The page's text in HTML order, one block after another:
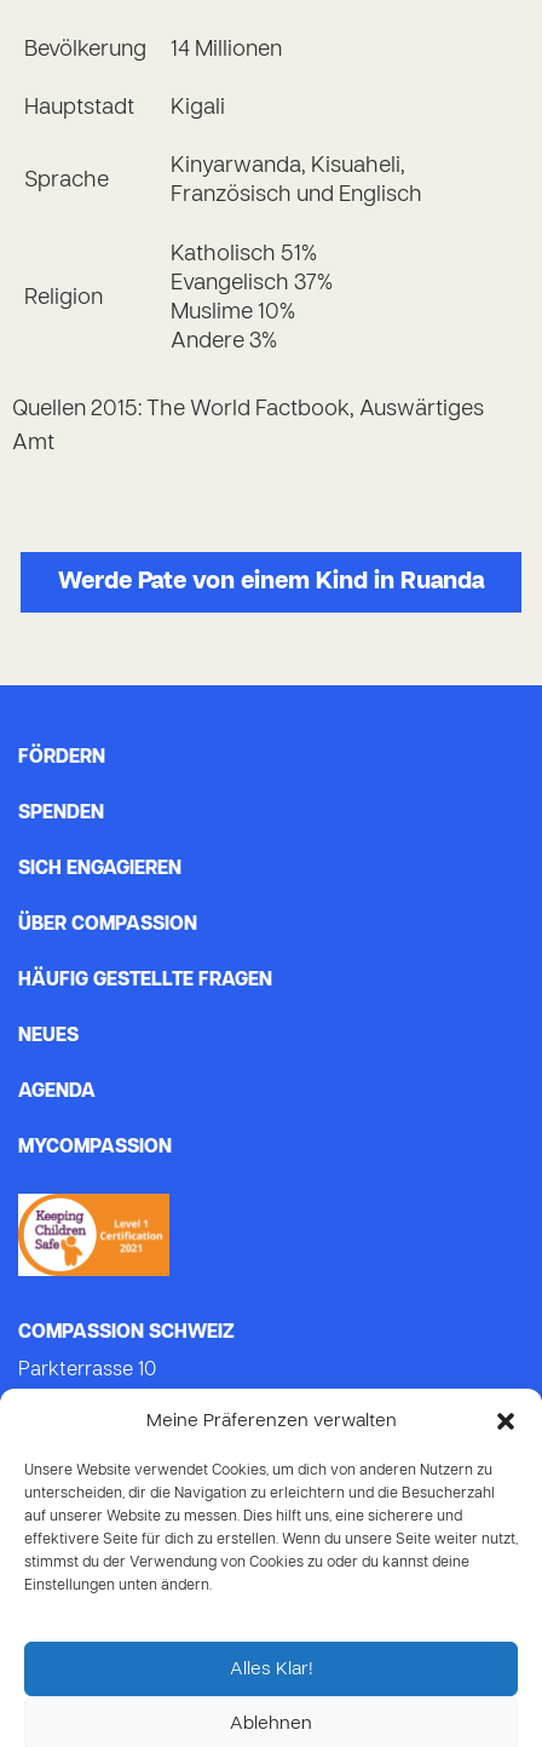
Meine Präferenzen verwalten
Unsere Website verwendet Cookies, um dich von anderen Nutzern zu
unterscheiden, dir die Navigation zu erleichtern und die Besucherzahl
auf unserer Website zu messen. Dies hilft uns, eine sicherere und
effektivere Seite für dich zu erstellen. Wenn du unsere Seite weiter nutzt,
stimmst du der Verwendung von Cookies zu oder du kannst deine
Einstellungen unten ändern.
Alles Klar!
Ablehnen
Bevölkerung 14 Millionen
Hauptstadt Kigali
Sprache
Kinyarwanda, Kisuaheli,
Französisch und Englisch
Religion
Katholisch 51%
Evangelisch 37%
Muslime 10%
Andere 3%
Quellen 2015: The World Factbook, Auswärtiges
Amt
Werde Pate von einem Kind in Ruanda
FÖRDERN
SPENDEN
SICH ENGAGIEREN
ÜBER COMPASSION
HÄUFIG GESTELLTE FRAGEN
NEUES
AGENDA
MYCOMPASSION
COMPASSION SCHWEIZ
Parkterrasse 10
Tel.: +41 (0)31 552 21 21 (Mo-Do: 9.00-14.00)
E-mail:info@compassion.ch
IBAN CH93 8080 8007 6814 3434 7
Deine Spende
an Compassion ist
steuerabzugsberechtigt.